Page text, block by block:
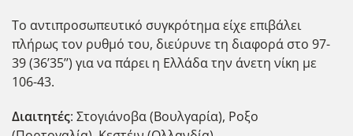
Το αντιπροσωπευτικό συγκρότημα είχε επιβάλει
πλήρως τον ρυθμό του, διεύρυνε τη διαφορά στο 97-
39 (36’35’’) για να πάρει η Ελλάδα την άνετη νίκη με
106-43.
Διαιτητές: Στογιάνοβα (Βουλγαρία), Ροξο